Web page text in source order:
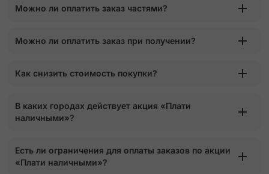
Можно ли оплатить заказ частями?
Можно ли оплатить заказ при получении?
Как снизить стоимость покупки?
В каких городах действует акция «Плати
наличными»?
Есть ли ограничения для оплаты заказов по акции
«Плати наличными»?